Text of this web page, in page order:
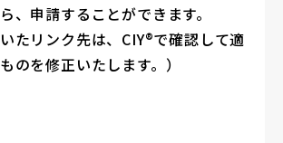
、申請することができます。
いたリンク先は、CIY®で確認して適
のを修正いたします。）